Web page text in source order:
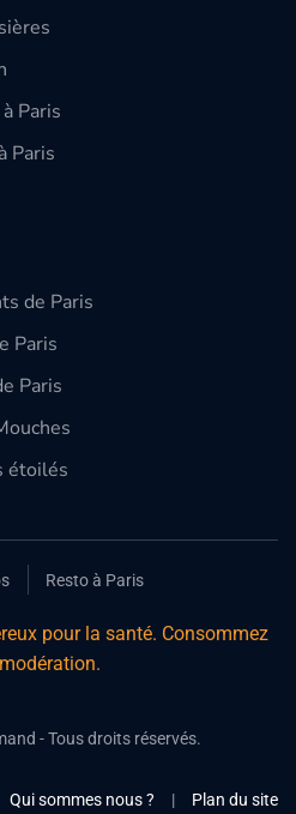
Paris
Paris
de Paris
Paris
Paris
étoilés
Resto à Paris
pour la santé. Consommez
- Tous droits réservés.
Qui sommes nous ? | Plan du site